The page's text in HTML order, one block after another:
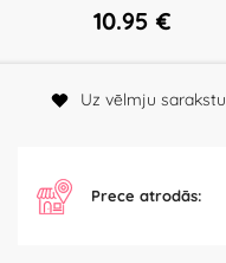
10.95 €
Uz vēlmju sarakstu
Prece atrodās: